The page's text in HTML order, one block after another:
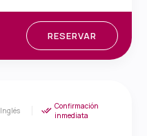
RESERVAR
Inglés
Confirmación
inmediata